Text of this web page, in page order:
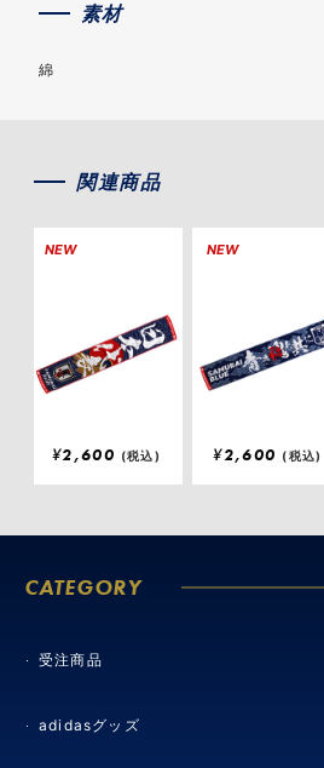
素材
綿
関連商品
NEW
¥2,600 (税込)
NEW
¥2,600 (税込)
CATEGORY
受注商品
adidasグッズ